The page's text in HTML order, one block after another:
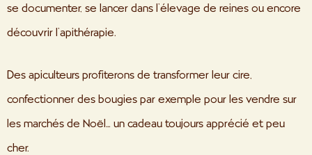
se documenter, se lancer dans l’élevage de reines ou encore
découvrir l’apithérapie.
Des apiculteurs profiterons de transformer leur cire,
confectionner des bougies par exemple pour les vendre sur
les marchés de Noël… un cadeau toujours apprécié et peu
cher.